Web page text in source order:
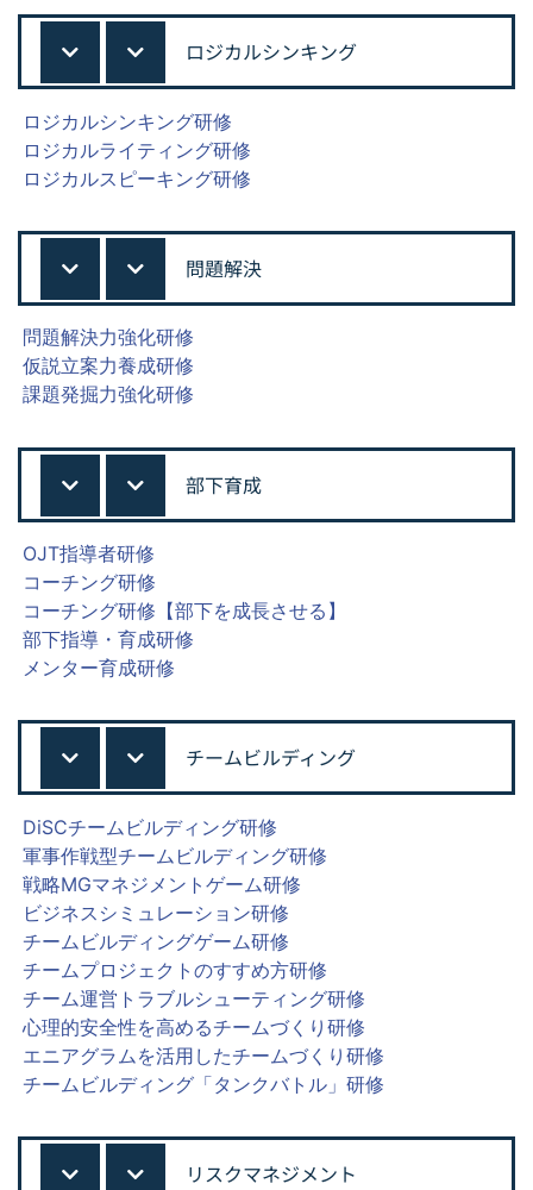
ロジカルシンキング
ロジカルシンキング研修
ロジカルライティング研修
ロジカルスピーキング研修
問題解決
問題解決力強化研修
仮説立案力養成研修
課題発掘力強化研修
部下育成
OJT指導者研修
コーチング研修
コーチング研修【部下を成長させる】
部下指導・育成研修
メンター育成研修
チームビルディング
DiSCチームビルディング研修
軍事作戦型チームビルディング研修
戦略MGマネジメントゲーム研修
ビジネスシミュレーション研修
チームビルディングゲーム研修
チームプロジェクトのすすめ方研修
チーム運営トラブルシューティング研修
心理的安全性を高めるチームづくり研修
エニアグラムを活用したチームづくり研修
チームビルディング「タンクバトル」研修
リスクマネジメント